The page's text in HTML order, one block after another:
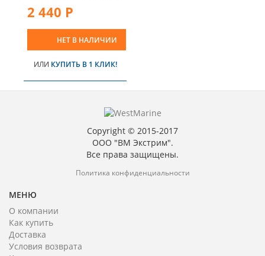
2 440 Р
НЕТ В НАЛИЧИИ
ИЛИ КУПИТЬ В 1 КЛИК!
Copyright © 2015-2017
ООО "ВМ Экстрим".
Все права защищены.
Политика конфиденциальности
МЕНЮ
О компании
Как купить
Доставка
Условия возврата